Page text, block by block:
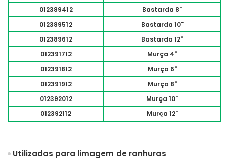
012389412
Bastarda 8"
012389512
Bastarda 10"
012389612
Bastarda 12"
012391712
Murça 4"
012391812
Murça 6"
012391912
Murça 8"
012392012
Murça 10"
012392112
Murça 12"
Utilizadas para limagem de ranhuras